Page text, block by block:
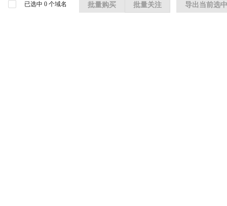
已选中 0 个域名 批量购买 批量关注 导出当前选中